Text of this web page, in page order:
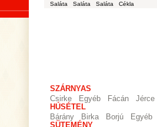
Saláta Saláta Saláta Cékla
SZÁRNYAS
Csirke
Egyéb Fácán
Jérce
HÚSÉTEL
Bárány
Birka Borjú
Egyéb
SÜTEMÉNY